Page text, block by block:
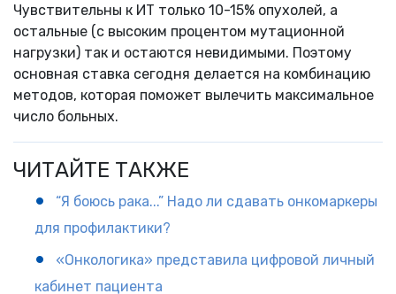
Чувствительны к ИТ только 10-15% опухолей, а
остальные (с высоким процентом мутационной
нагрузки) так и остаются невидимыми. Поэтому
основная ставка сегодня делается на комбинацию
методов, которая поможет вылечить максимальное
число больных.
ЧИТАЙТЕ ТАКЖЕ
“Я боюсь рака...” Надо ли сдавать онкомаркеры
для профилактики?
«Онкологика» представила цифровой личный
кабинет пациента